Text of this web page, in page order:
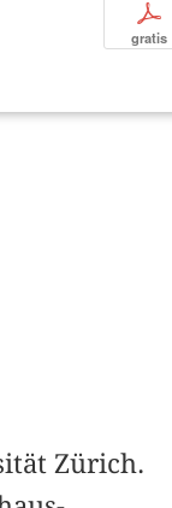
p
gratis
Zürich.